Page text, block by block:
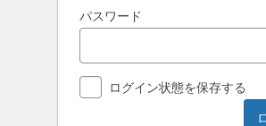
パスワード
ログイン状態を保存する